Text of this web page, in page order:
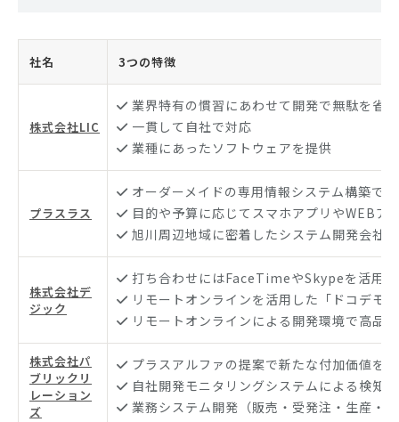
社名 3つの特徴
株式会社LIC
業界特有の慣習にあわせて開発で無駄を省略
一貫して自社で対応
業種にあったソフトウェアを提供
プラスラス
オーダーメイドの専用情報システム構築で
目的や予算に応じてスマホアプリやWEBア
旭川周辺地域に密着したシステム開発会社
株式会社デ
ジック
打ち合わせにはFaceTimeやSkypeを活用
リモートオンラインを活用した「ドコデモ
リモートオンラインによる開発環境で高品
株式会社パ
ブリックリ
レーション
ズ
プラスアルファの提案で新たな付加価値を
自社開発モニタリングシステムによる検知
業務システム開発（販売・受発注・生産・